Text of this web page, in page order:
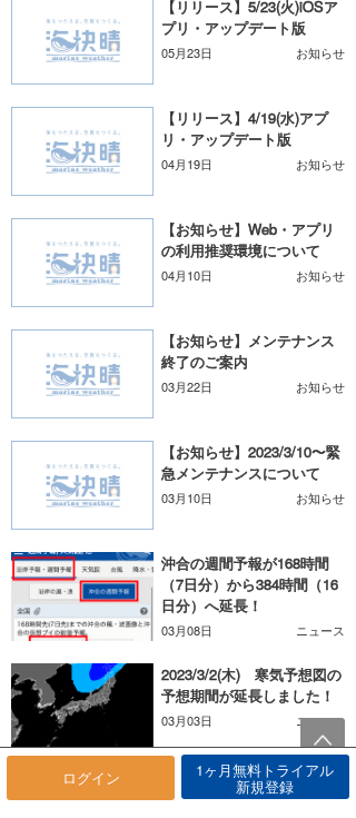
【リリース】5/23(火)iOSア
プリ・アップデート版
05月23日 お知らせ
【リリース】4/19(水)アプ
リ・アップデート版
04月19日 お知らせ
【お知らせ】Web・アプリ
の利用推奨環境について
04月10日 お知らせ
【お知らせ】メンテナンス
終了のご案内
03月22日 お知らせ
【お知らせ】2023/3/10〜緊
急メンテナンスについて
03月10日 お知らせ
沖合の週間予報が168時間
（7日分）から384時間（16
日分）へ延長！
03月08日 ニュース
2023/3/2(木) 寒気予想図の
予想期間が延長しました！
03月03日 ニュース
【リリース】1/24(火)
Androidアプリ・アップデー
ログイン 1ヶ月無料トライアル
新規登録